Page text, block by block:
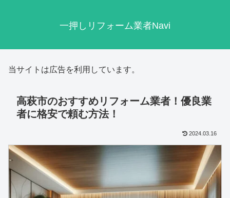
一押しリフォーム業者Navi
当サイトは広告を利用しています。
高萩市のおすすめリフォーム業者！優良業
者に格安で頼む方法！
2024.03.16